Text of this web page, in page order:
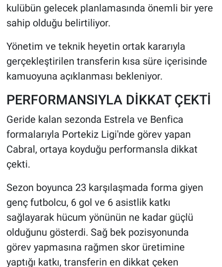
kulübün gelecek planlamasında önemli bir yere
sahip olduğu belirtiliyor.
Yönetim ve teknik heyetin ortak kararıyla
gerçekleştirilen transferin kısa süre içerisinde
kamuoyuna açıklanması bekleniyor.
PERFORMANSIYLA DİKKAT ÇEKTİ
Geride kalan sezonda Estrela ve Benfica
formalarıyla Portekiz Ligi'nde görev yapan
Cabral, ortaya koyduğu performansla dikkat
çekti.
Sezon boyunca 23 karşılaşmada forma giyen
genç futbolcu, 6 gol ve 6 asistlik katkı
sağlayarak hücum yönünün ne kadar güçlü
olduğunu gösterdi. Sağ bek pozisyonunda
görev yapmasına rağmen skor üretimine
yaptığı katkı, transferin en dikkat çeken